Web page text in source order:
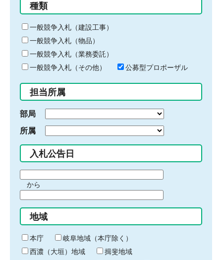
る
キ
ー
ワ
ー
ド
入
力
種類
一般競争入札（建設工事）
一般競争入札（物品）
一般競争入札（業務委託）
一般競争入札（その他）
公募型プロポーザル
担当所属
部局
所属
入札公告日
間
始
り
から
間
終
わ
り
地域
本庁
岐阜地域（本庁除く）
西濃（大垣）地域
揖斐地域